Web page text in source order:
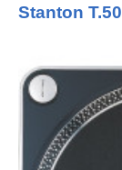
Stanton T.50